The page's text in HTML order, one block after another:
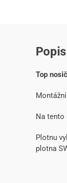
Popis
Top
Na tento
Plotnu
plotna